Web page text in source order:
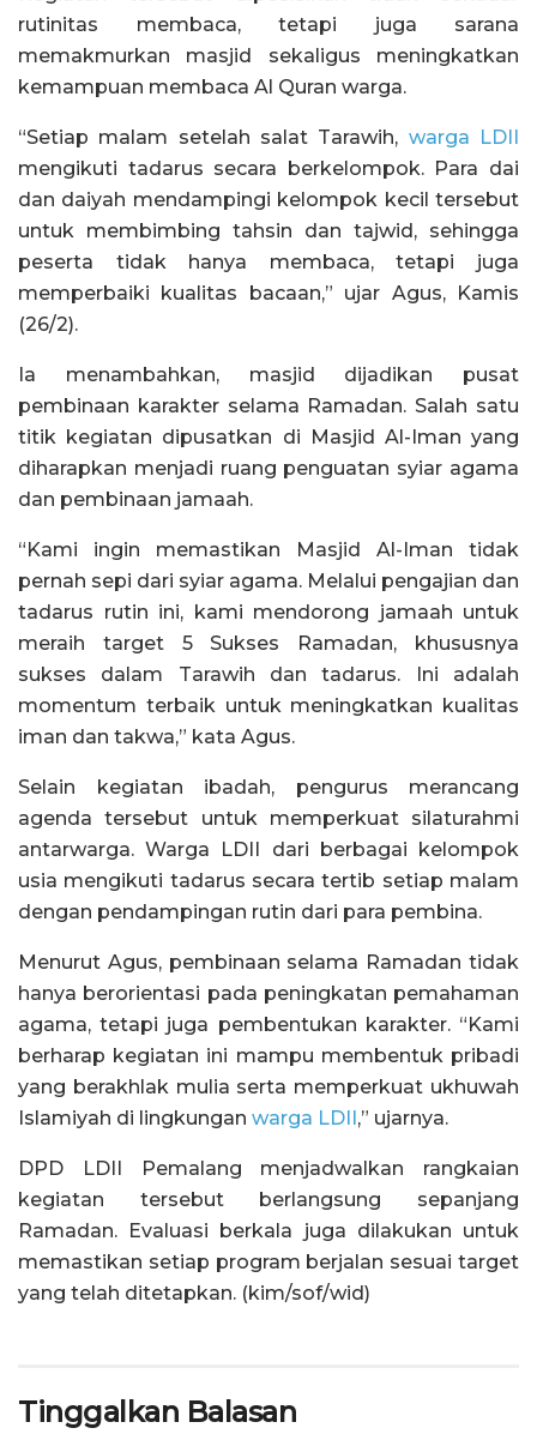
rutinitas membaca, tetapi juga sarana
memakmurkan masjid sekaligus meningkatkan
kemampuan membaca Al Quran warga.
“Setiap malam setelah salat Tarawih, warga LDII
mengikuti tadarus secara berkelompok. Para dai
dan daiyah mendampingi kelompok kecil tersebut
untuk membimbing tahsin dan tajwid, sehingga
peserta tidak hanya membaca, tetapi juga
memperbaiki kualitas bacaan,” ujar Agus, Kamis
(26/2).
Ia menambahkan, masjid dijadikan pusat
pembinaan karakter selama Ramadan. Salah satu
titik kegiatan dipusatkan di Masjid Al-Iman yang
diharapkan menjadi ruang penguatan syiar agama
dan pembinaan jamaah.
“Kami ingin memastikan Masjid Al-Iman tidak
pernah sepi dari syiar agama. Melalui pengajian dan
tadarus rutin ini, kami mendorong jamaah untuk
meraih target 5 Sukses Ramadan, khususnya
sukses dalam Tarawih dan tadarus. Ini adalah
momentum terbaik untuk meningkatkan kualitas
iman dan takwa,” kata Agus.
Selain kegiatan ibadah, pengurus merancang
agenda tersebut untuk memperkuat silaturahmi
antarwarga. Warga LDII dari berbagai kelompok
usia mengikuti tadarus secara tertib setiap malam
dengan pendampingan rutin dari para pembina.
Menurut Agus, pembinaan selama Ramadan tidak
hanya berorientasi pada peningkatan pemahaman
agama, tetapi juga pembentukan karakter. “Kami
berharap kegiatan ini mampu membentuk pribadi
yang berakhlak mulia serta memperkuat ukhuwah
Islamiyah di lingkungan warga LDII,” ujarnya.
DPD LDII Pemalang menjadwalkan rangkaian
kegiatan tersebut berlangsung sepanjang
Ramadan. Evaluasi berkala juga dilakukan untuk
memastikan setiap program berjalan sesuai target
yang telah ditetapkan. (kim/sof/wid)
Tinggalkan Balasan